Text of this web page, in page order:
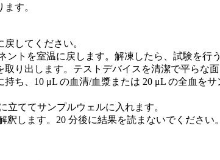
す。
してください。
トを室温に戻します。解凍したら、試験を行
り出します。テストデバイスを清潔で平らな面
ち、10 μL の血清/血漿または 20 μL の全血を
立ててサンプルウェルに入れます。
します。20 分後に結果を読まないでください。